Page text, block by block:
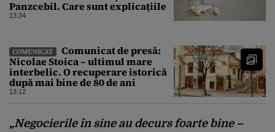
Panzcebil. Care sunt explicațiile
13:34
COMUNICAT
Comunicat de presă:
Nicolae Stoica – ultimul mare
interbelic. O recuperare istorică
după mai bine de 80 de ani
13:12
„Negocierile în sine au decurs foarte bine –